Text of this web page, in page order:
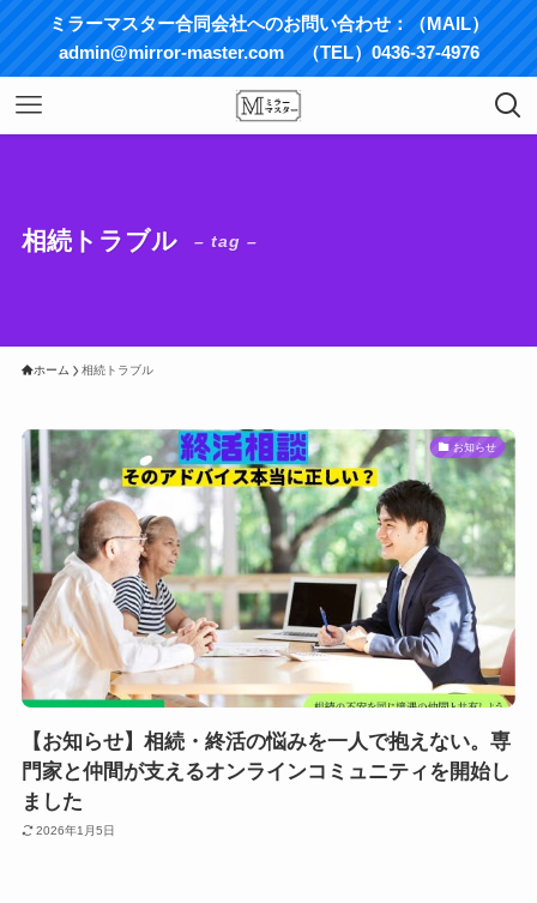
ミラーマスター合同会社へのお問い合わせ：（MAIL）
admin@mirror-master.com （TEL）0436-37-4976
相続トラブル – tag –
ホーム 相続トラブル
お知らせ
【お知らせ】相続・終活の悩みを一人で抱えない。専
門家と仲間が支えるオンラインコミュニティを開始し
ました
2026年1月5日